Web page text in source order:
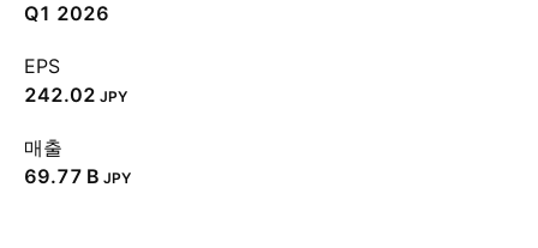
Q1 2026
EPS
242.02 JPY
매출
‪69.77 B‬ JPY